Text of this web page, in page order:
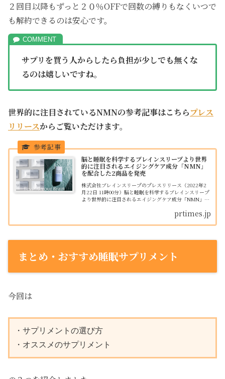
２回目以降もずっと２０％OFFで回数の縛りもなくいつで
も解約できるのは安心です。
サプリを買う人からしたら負担が少しでも無くな
るのは嬉しいですね。
世界的に注目されているNMNの参考記事はこちらプレス
リリースからご覧いただけます。
脳と睡眠を科学するブレインスリープより世界
的に注目されるエイジングケア成分「NMN」
を配合した2商品を発売
株式会社ブレインスリープのプレスリリース（2022年2
月22日 11時00分）脳と睡眠を科学するブレインスリープ
より世界的に注目されるエイジングケア成分「NMN」を
prtimes.jp
まとめ・おすすめ睡眠サプリメント
今回は
・サプリメントの選び方
・オススメのサプリメント